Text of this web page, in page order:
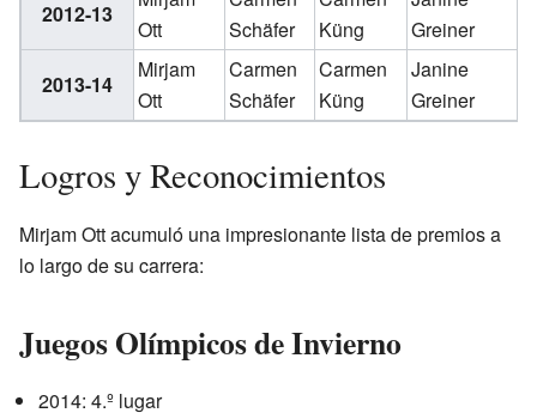
2012-13
Ott
Schäfer
Küng
Greiner
2013-14
Mirjam
Ott
Carmen
Schäfer
Carmen
Küng
Janine
Greiner
Logros y Reconocimientos
Mirjam Ott acumuló una impresionante lista de premios a
lo largo de su carrera:
Juegos Olímpicos de Invierno
2014: 4.º lugar